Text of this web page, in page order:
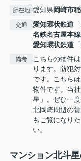
所在地 愛知県岡崎市
交通 愛知環状鉄道 「
名鉄名古屋本線
愛知環状鉄道 「
備考
こちらの物件
ります。防犯
です。こちら
物件です。当
星」。ぜひ一
北岡崎周辺の
もご覧になり
い。
マンション北斗